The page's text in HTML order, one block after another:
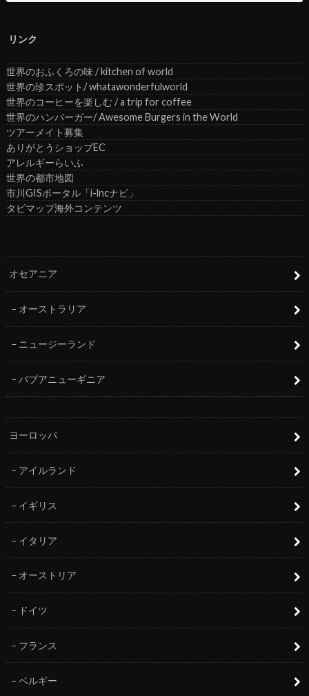
リンク
世界のおふくろの味 / kitchen of world
世界の珍スポット/ whatawonderfulworld
世界のコーヒーを楽しむ / a trip for coffee
世界のハンバーガー/ Awesome Burgers in the World
ツアーメイト募集
ありがとうショップEC
アレルギーらいふ
世界の都市地図
市川GISポータル「i-lncナビ」
タビマップ海外コンテンツ
オセアニア
オーストラリア
ニュージーランド
パプアニューギニア
ヨーロッパ
アイルランド
イギリス
イタリア
オーストリア
ドイツ
フランス
ベルギー